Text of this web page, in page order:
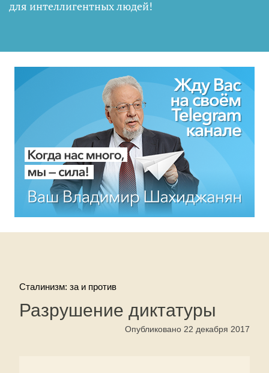
для интеллигентных людей!
Сталинизм: за и против
Разрушение диктатуры
Опубликовано 22 декабря 2017